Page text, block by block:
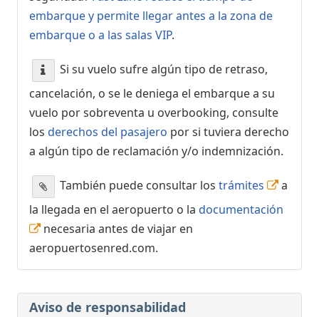
embarque y permite llegar antes a la zona de
embarque o a las salas VIP.
Si su vuelo sufre algún tipo de retraso,
cancelación, o se le deniega el embarque a su
vuelo por sobreventa u overbooking, consulte
los derechos del pasajero por si tuviera derecho
a algún tipo de reclamación y/o indemnización.
También puede consultar los trámites
a
la llegada en el aeropuerto o la documentación
necesaria antes de viajar en
aeropuertosenred.com.
Aviso de responsabilidad